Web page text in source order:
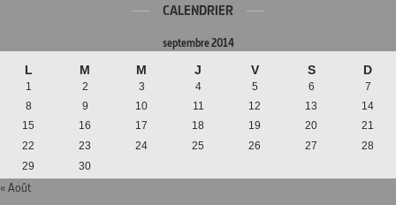
CALENDRIER
septembre 2014
L M M J V S D
1 2 3 4 5 6
7
8
9 10 11 12 13
14
15
16 17 18 19 20
21
22
23 24 25 26 27
28
29
30
« Août